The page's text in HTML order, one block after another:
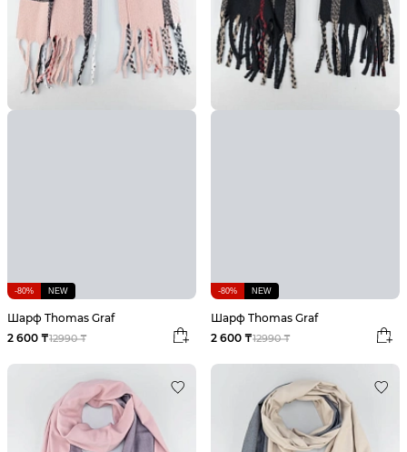
-80% NEW
Шарф Thomas Graf
12990 ₸
2 600 ₸
-80% NEW
Шарф Thomas Graf
12990 ₸
2 600 ₸